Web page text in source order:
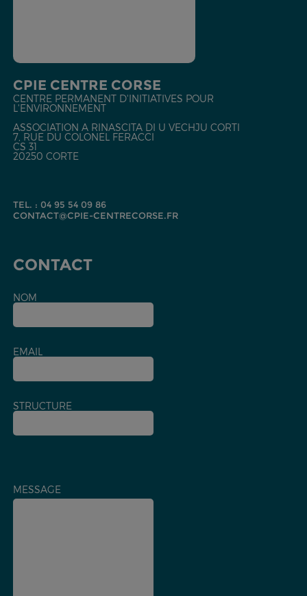
CPIE CENTRE CORSE
CENTRE PERMANENT D'INITIATIVES POUR
L'ENVIRONNEMENT
ASSOCIATION A RINASCITA DI U VECHJU CORTI
7, RUE DU COLONEL FERACCI
CS 31
20250 CORTE
TEL. : 04 95 54 09 86
CONTACT@CPIE-CENTRECORSE.FR
CONTACT
NOM
EMAIL
STRUCTURE
MESSAGE